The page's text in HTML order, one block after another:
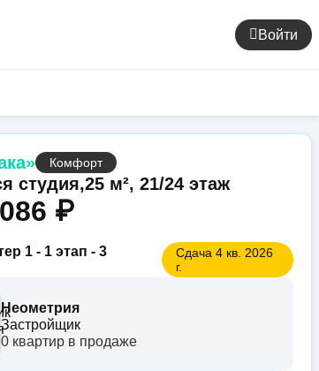
Войти
студия,25 м², 21/24 этаж
₽
Комфорт
1 - 1 этап - 3
Сдача 4 кв. 2026
г.
Неометрия
Застройщик
0 квартир в продаже